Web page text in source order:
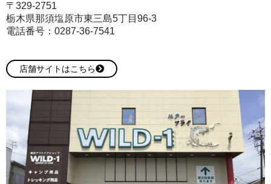
〒329-2751
栃木県那須塩原市東三島5丁目96-3
電話番号： 0287-36-7541
店舗サイトはこちら